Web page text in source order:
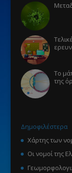
Το
της
Δημοφιλέστερα
Χάρτης των
Οι νομοί της